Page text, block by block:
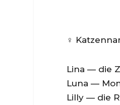
♀️
Lina — die
Luna —
Lilly — die